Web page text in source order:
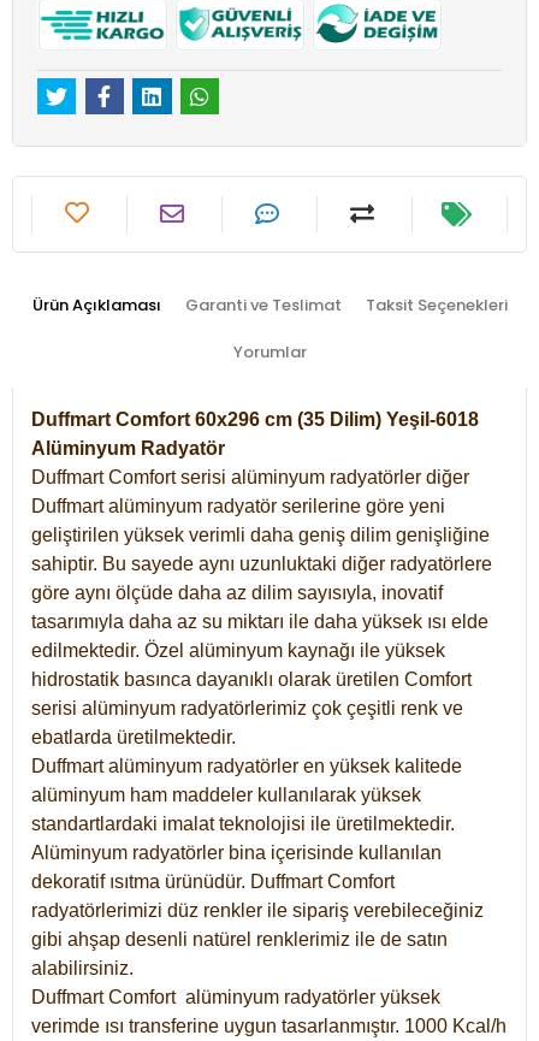
Ürün Açıklaması Garanti ve Teslimat Taksit Seçenekleri
Yorumlar
Duffmart Comfort 60x296 cm (35 Dilim) Yeşil-6018
Alüminyum Radyatör
Duffmart Comfort serisi alüminyum radyatörler diğer
Duffmart alüminyum radyatör serilerine göre yeni
geliştirilen yüksek verimli daha geniş dilim genişliğine
sahiptir. Bu sayede aynı uzunluktaki diğer radyatörlere
göre aynı ölçüde daha az dilim sayısıyla, inovatif
tasarımıyla daha az su miktarı ile daha yüksek ısı elde
edilmektedir. Özel alüminyum kaynağı ile yüksek
hidrostatik basınca dayanıklı olarak üretilen Comfort
serisi alüminyum radyatörlerimiz çok çeşitli renk ve
ebatlarda üretilmektedir.
Duffmart alüminyum radyatörler en yüksek kalitede
alüminyum ham maddeler kullanılarak yüksek
standartlardaki imalat teknolojisi ile üretilmektedir.
Alüminyum radyatörler bina içerisinde kullanılan
dekoratif ısıtma ürünüdür. Duffmart Comfort
radyatörlerimizi düz renkler ile sipariş verebileceğiniz
gibi ahşap desenli natürel renklerimiz ile de satın
alabilirsiniz.
Duffmart Comfort alüminyum radyatörler yüksek
verimde ısı transferine uygun tasarlanmıştır. 1000 Kcal/h